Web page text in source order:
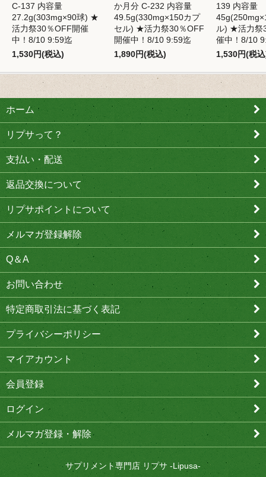
C-137 内容量
27.2g(303mg×90球) ★
活力祭30％OFF開催
中！8/10 9:59迄
1,530円(税込)
か月分 C-232 内容量
49.5g(330mg×150カプ
セル) ★活力祭30％OFF
開催中！8/10 9:59迄
1,890円(税込)
139 内容量
ル) ★活力祭
催中！8/10
1,530円(税
ホーム
リプサって？
支払い・配送
返品交換について
リプサポイントについて
メルマガ登録解除
Q＆A
お問い合わせ
特定商取引法に基づく表記
プライバシーポリシー
マイアカウント
会員登録
ログイン
メルマガ登録・解除
サプリメント専門店 リプサ -Lipusa-